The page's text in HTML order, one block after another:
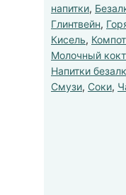
напитки,
Глинтвейн,
Кисель,
Молочный
Напитки
Смузи, Соки,